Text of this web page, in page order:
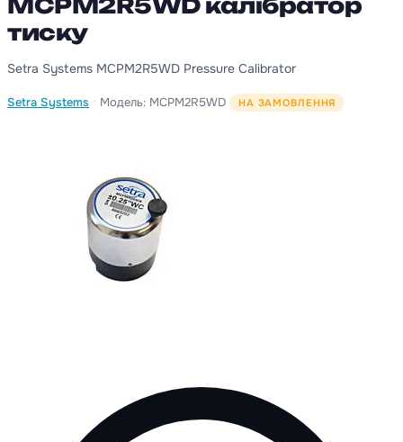
MCPM2R5WD калібратор
тиску
Setra Systems MCPM2R5WD Pressure Calibrator
Setra Systems · Модель: MCPM2R5WD НА ЗАМОВЛЕННЯ